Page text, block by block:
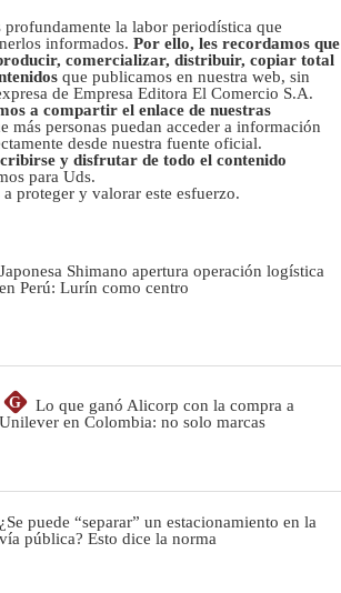
la labor periodística que
informados. Por ello, les recordamos que
comercializar, distribuir, copiar total
que publicamos en nuestra web, sin
de Empresa Editora El Comercio S.A.
a compartir el enlace de nuestras
más personas puedan acceder a información
desde nuestra fuente oficial.
y disfrutar de todo el contenido
para Uds.
proteger y valorar este esfuerzo.
Japonesa Shimano apertura operación logística
en Perú: Lurín como centro
G
Lo que ganó Alicorp con la compra a
Unilever en Colombia: no solo marcas
¿Se puede “separar” un estacionamiento en la
vía pública? Esto dice la norma